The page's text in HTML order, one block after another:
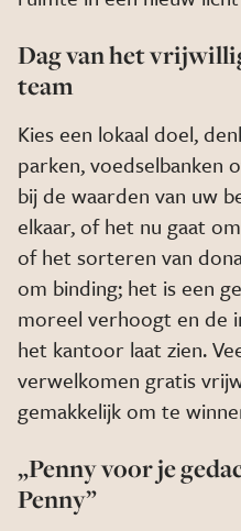
Dag van het
team
Kies een lokaal doel,
parken, voedselbanken
bij de waarden van uw
elkaar, of het nu gaat
of het sorteren van
om binding; het is een
moreel verhoogt en de
het kantoor laat zien.
verwelkomen gratis
gemakkelijk om te
„Penny voor je
Penny”